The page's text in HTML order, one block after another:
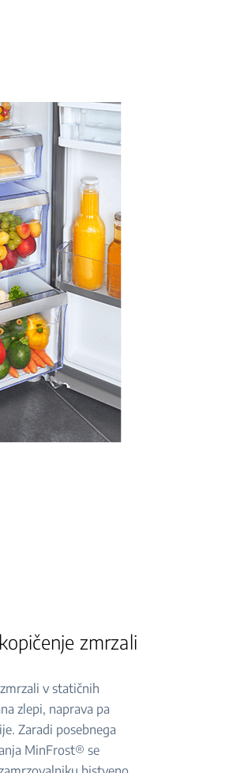
zmrzali
v statičnih
zlepi, naprava pa
Zaradi posebnega
MinFrost® se